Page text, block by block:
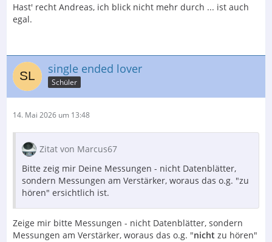
Hast' recht Andreas, ich blick nicht mehr durch ... ist auch
egal.
single ended lover
Schüler
14. Mai 2026 um 13:48
Zitat von Marcus67
Bitte zeig mir Deine Messungen - nicht Datenblätter,
sondern Messungen am Verstärker, woraus das o.g. "zu
hören" ersichtlich ist.
Zeige mir bitte Messungen - nicht Datenblätter, sondern
Messungen am Verstärker, woraus das o.g. "nicht zu hören"